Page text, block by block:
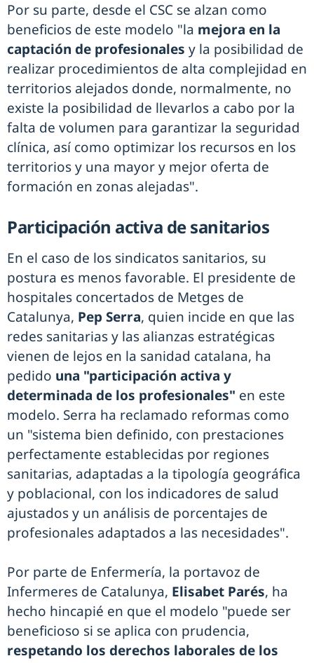
Por su parte, desde el CSC se alzan como
beneficios de este modelo "la mejora en la
captación de profesionales y la posibilidad de
realizar procedimientos de alta complejidad en
territorios alejados donde, normalmente, no
existe la posibilidad de llevarlos a cabo por la
falta de volumen para garantizar la seguridad
clínica, así como optimizar los recursos en los
territorios y una mayor y mejor oferta de
formación en zonas alejadas".
Participación activa de sanitarios
En el caso de los sindicatos sanitarios, su
postura es menos favorable. El presidente de
hospitales concertados de Metges de
Catalunya, Pep Serra, quien incide en que las
redes sanitarias y las alianzas estratégicas
vienen de lejos en la sanidad catalana, ha
pedido una "participación activa y
determinada de los profesionales" en este
modelo. Serra ha reclamado reformas como
un "sistema bien definido, con prestaciones
perfectamente establecidas por regiones
sanitarias, adaptadas a la tipología geográfica
y poblacional, con los indicadores de salud
ajustados y un análisis de porcentajes de
profesionales adaptados a las necesidades".
Por parte de Enfermería, la portavoz de
Infermeres de Catalunya, Elisabet Parés, ha
hecho hincapié en que el modelo "puede ser
beneficioso si se aplica con prudencia,
respetando los derechos laborales de los